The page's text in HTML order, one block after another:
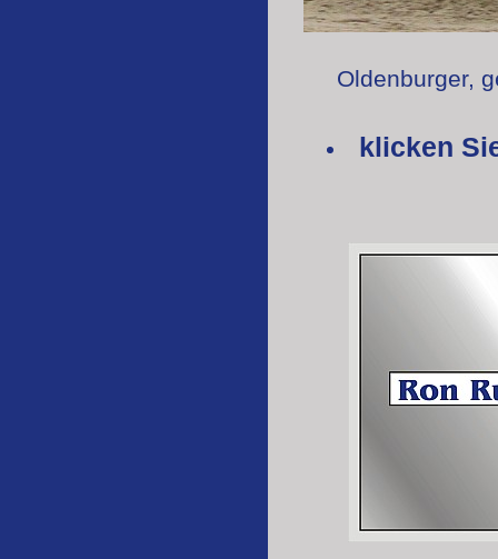
Oldenburger,
klicken